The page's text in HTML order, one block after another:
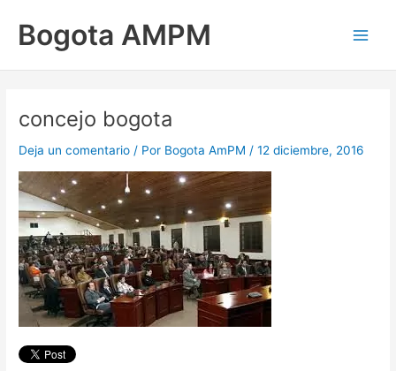
contenido
Bogota AMPM
concejo bogota
Deja un comentario / Por Bogota AmPM /12 diciembre, 2016